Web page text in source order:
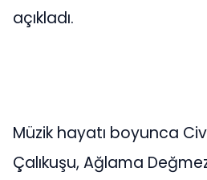
açıkladı.
Müzik hayatı boyunca
Çalıkuşu, Ağlama